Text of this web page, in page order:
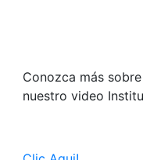
Conozca más
nuestro video